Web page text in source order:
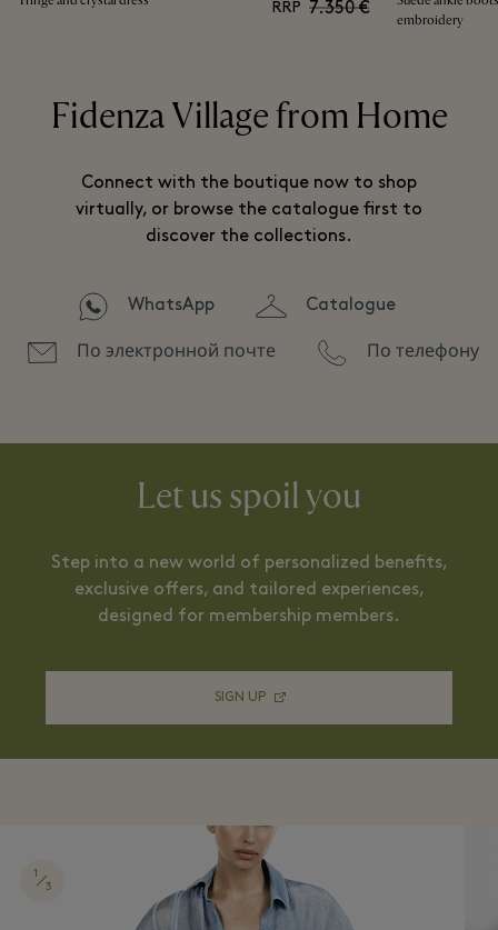
RRP 7.350 €
embroidery
Fidenza Village from Home
Connect with the boutique now to shop
virtually, or browse the catalogue first to
discover the collections.
WhatsApp Catalogue
По электронной почте По телефону
Let us spoil you
Step into a new world of personalized benefits,
exclusive offers, and tailored experiences,
designed for membership members.
SIGN UP
1
3